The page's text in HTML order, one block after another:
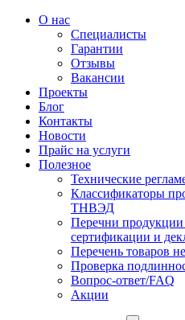
О нас
Специалисты
Гарантии
Отзывы
Вакансии
Проекты
Блог
Контакты
Новости
Прайс на услуги
Полезное
Технические
Классификаторы
ТНВЭД
Перечни продукции
сертификации и
Перечень товаров
Проверка
Вопрос-ответ/FAQ
Акции